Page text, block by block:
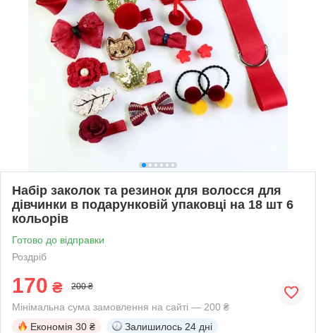
Набір заколок та резинок для волосся для
дівчинки в подарунковій упаковці на 18 шт 6
кольорів
Готово до відправки
Роздріб
170 ₴ 200 ₴
Мінімальна сума замовлення на сайті — 200 ₴
Економія 30 ₴ Залишилось 24 дні